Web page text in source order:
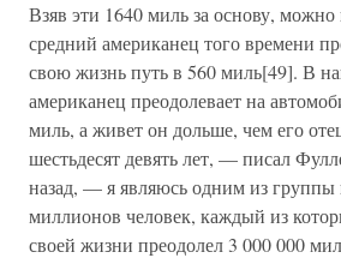
Взяв эти 1640 миль за основу,
средний американец того времени
свою жизнь путь в 560 миль[49]. В
американец преодолевает на
миль, а живет он дольше, чем его
шестьдесят девять лет, — писал
назад, — я являюсь одним из группы
миллионов человек, каждый из
своей жизни преодолел 3 000 000